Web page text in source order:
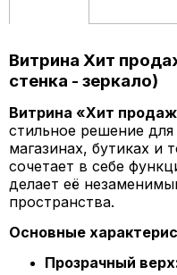
Витрина Хит
стенка - зеркало)
Витрина «Хит
стильное решение
магазинах, бутиках и
сочетает в себе
делает её
пространства.
Основные
Прозрачный